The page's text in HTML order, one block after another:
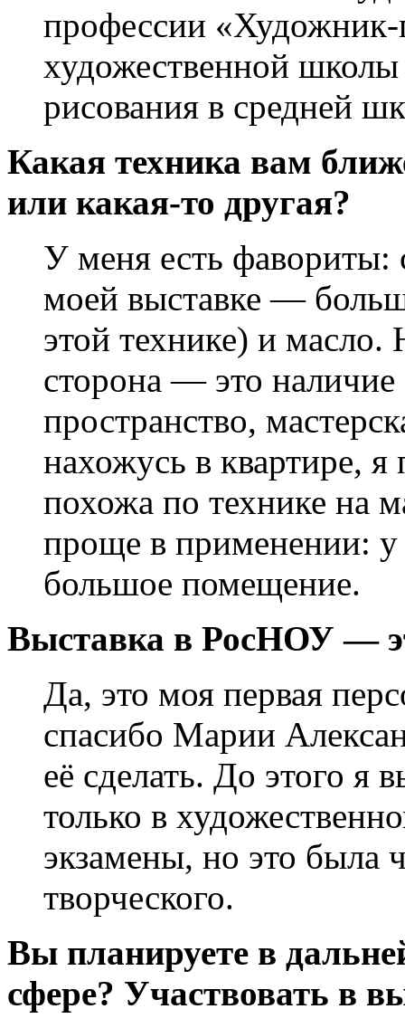
профессии «Художник-
художественной
рисования в средней
Какая техника вам
или какая-то другая?
У меня есть фавориты:
моей выставке —
этой технике) и масло.
сторона — это наличие
пространство,
нахожусь в квартире,
похожа по технике на
проще в применении: у
большое помещение.
Выставка в РосНОУ —
Да, это моя первая
спасибо Марии
её сделать. До этого я
только в
экзамены, но это была
творческого.
Вы планируете в
сфере? Участвовать в